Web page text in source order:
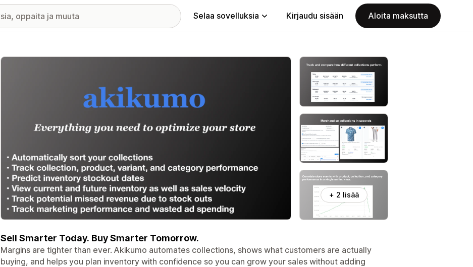
Selaa sovelluksia Kirjaudu sisään Aloita maksutta
Esittelykuvagalleria
+ 2 lisää
Sell Smarter Today. Buy Smarter Tomorrow.
Margins are tighter than ever. Akikumo automates collections, shows what customers are actually
buying, and helps you plan inventory with confidence so you can grow your sales without adding